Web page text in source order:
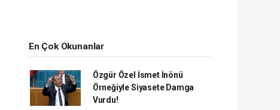
En Çok Okunanlar
Özgür Özel İsmet İnönü
Örneğiyle Siyasete Damga
Vurdu!